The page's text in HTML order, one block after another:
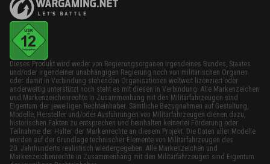
Dieses Produkt wird weder von Regierungsorganen irgendeines Bundes, Staates
und/oder irgendeiner unabhängigen Regierung noch von militärischen Organen
oder damit in Verbindung stehenden Organisationen weltweit lizenziert oder
anderweitig unterstützt noch steht es mit diesen in Verbindung. Alle Markenzeichen
und Markenzeichenrechte in Zusammenhang mit den Militärfahrzeugen sind
Eigentum der jeweiligen Rechteinhaber. Sämtliche Bezugnahmen auf Gestaltung,
Modelle, Hersteller und/oder Ausführungen von Militärfahrzeugen dienen dazu,
historischen Fakten zu entsprechen und beinhalten keinerlei Förderung oder
Teilnahme der Halter der Markenrechte an diesem Projekt. Die Daten aller Modelle
werden auf der Grundlage technischer Elemente von Militärfahrzeugen des
20. Jahrhunderts realistisch wiedergegeben. Alle Markenzeichen und
Markenzeichenrechte in Zusammenhang mit den Militärfahrzeugen sind Eigentum